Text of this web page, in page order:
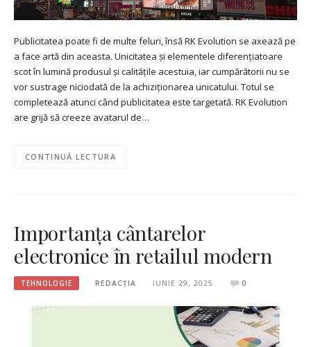
Publicitatea poate fi de multe feluri, însă RK Evolution se axează pe
a face artă din aceasta. Unicitatea și elementele diferențiatoare
scot în lumină produsul și calitățile acestuia, iar cumpărătorii nu se
vor sustrage niciodată de la achiziționarea unicatului. Totul se
completează atunci când publicitatea este targetată. RK Evolution
are grijă să creeze avatarul de…
CONTINUĂ LECTURA
Importanța cântarelor
electronice în retailul modern
TEHNOLOGIE REDACȚIA IUNIE 29, 2025 0